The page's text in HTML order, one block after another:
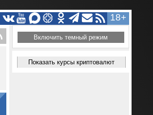
18+
Включить темный режим
Показать курсы криптовалют